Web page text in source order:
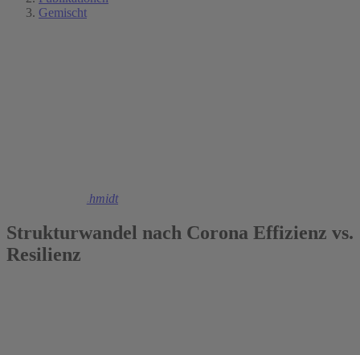
Gemischt
Christoph M. Schmidt
Strukturwandel nach Corona Effizienz vs.
Resilienz